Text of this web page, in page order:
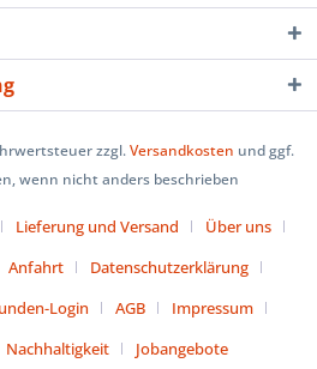
zzgl.Versandkosten und ggf.
wenn nicht anders beschrieben
Lieferung und Versand
Über uns
Anfahrt
Datenschutzerklärung
Login AGB
Impressum
Nachhaltigkeit Jobangebote